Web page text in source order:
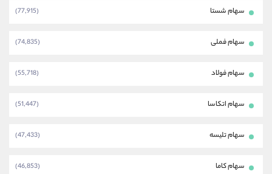
سهام شستا (77,915)
سهام فملی (74,835)
سهام فولاد (55,718)
سهام اتکاسا (51,447)
سهام تلیسه (47,433)
سهام کاما (46,853)